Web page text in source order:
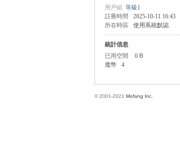
用戶組 等級1
註冊時間
2025-10-11 16:43
所在時區
使用系統默認
統計信息
已用空間
0 B
魔幣
4
© 2001-2021 Mofang Inc.